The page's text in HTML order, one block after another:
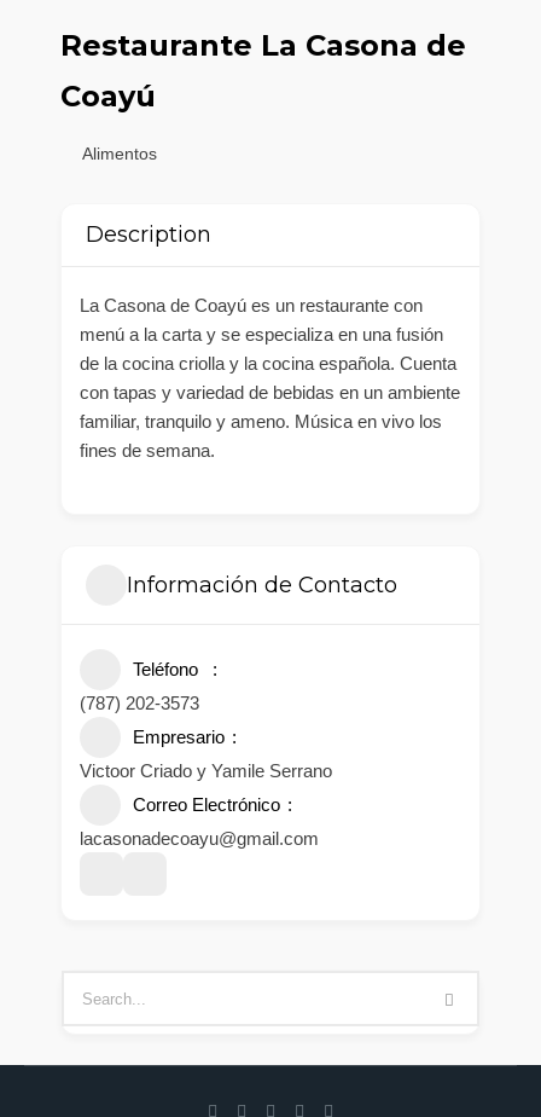
Restaurante La Casona de
Coayú
Alimentos
Description
La Casona de Coayú es un restaurante con
menú a la carta y se especializa en una fusión
de la cocina criolla y la cocina española. Cuenta
con tapas y variedad de bebidas en un ambiente
familiar, tranquilo y ameno. Música en vivo los
fines de semana.
Información de Contacto
Teléfono
(787) 202-3573
Empresario
Victoor Criado y Yamile Serrano
Correo Electrónico
lacasonadecoayu@gmail.com